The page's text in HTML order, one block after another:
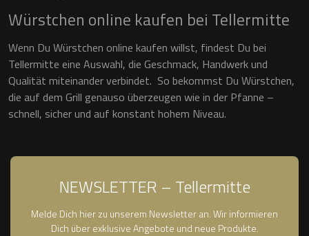
Würstchen online kaufen bei Tellermitte
Wenn Du Würstchen online kaufen willst, findest Du bei
Tellermitte eine Auswahl, die Geschmack, Handwerk und
Qualität miteinander verbindet. So bekommst Du Würstchen,
die auf dem Grill genauso überzeugen wie in der Pfanne –
schnell, sicher und auf konstant hohem Niveau.
NEWSLETTER – Tellermitte
Melde Dich hier zu unserem Newsletter an. Wir informieren
Dich über exklusive Angebote und neue Produkte.